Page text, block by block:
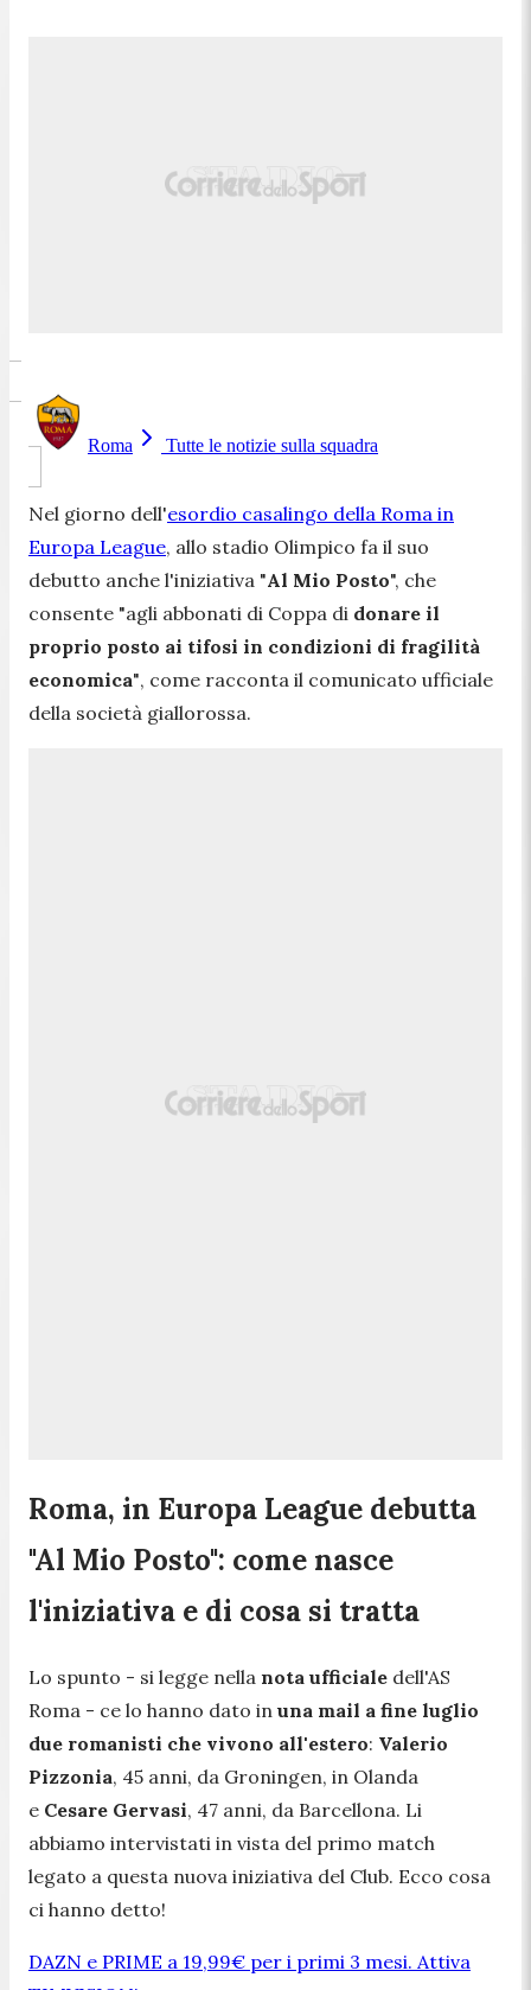
Roma Tutte le notizie sulla squadra
Nel giorno dell'esordio casalingo della Roma in
Europa League, allo stadio Olimpico fa il suo
debutto anche l'iniziativa "Al Mio Posto", che
consente "agli abbonati di Coppa di donare il
proprio posto ai tifosi in condizioni di fragilità
economica", come racconta il comunicato ufficiale
della società giallorossa.
Roma, in Europa League debutta
"Al Mio Posto": come nasce
l'iniziativa e di cosa si tratta
Lo spunto - si legge nella nota ufficiale dell'AS
Roma - ce lo hanno dato in una mail a fine luglio
due romanisti che vivono all'estero: Valerio
Pizzonia, 45 anni, da Groningen, in Olanda
e Cesare Gervasi, 47 anni, da Barcellona. Li
abbiamo intervistati in vista del primo match
legato a questa nuova iniziativa del Club. Ecco cosa
ci hanno detto!
DAZN e PRIME a 19,99€ per i primi 3 mesi. Attiva